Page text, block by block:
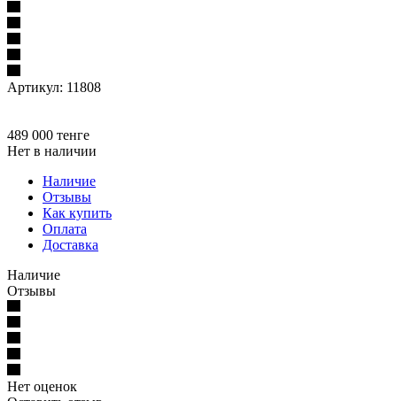
Артикул: 11808
489 000 тенге
Нет в наличии
Наличие
Отзывы
Как купить
Оплата
Доставка
Наличие
Отзывы
Нет оценок